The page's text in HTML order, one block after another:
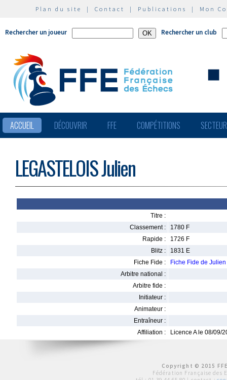
Plan du site | Contact | Publications | Mon
Rechercher un joueur Rechercher un club
ACCUEIL DÉCOUVRIR FFE COMPÉTITIONS
LEGASTELOIS Julien
Titre :
Classement :
1780 F
Rapide :
1726 F
Blitz :
1831 E
Fiche Fide :
Fiche Fide de
Arbitre national :
Arbitre fide :
Initiateur :
Animateur :
Entraîneur :
Affiliation :
Licence A le 08/09/
Copyright © 2015
Fédération Française des